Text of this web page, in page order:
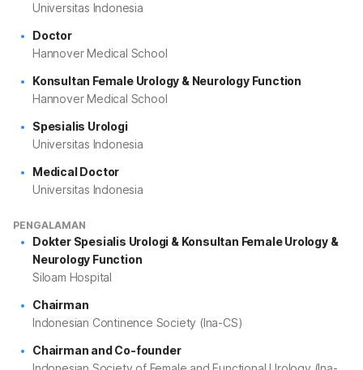
Universitas Indonesia
Doctor
Hannover Medical School
Konsultan Female Urology & Neurology Function
Hannover Medical School
Spesialis Urologi
Universitas Indonesia
Medical Doctor
Universitas Indonesia
PENGALAMAN
Dokter Spesialis Urologi & Konsultan Female Urology &
Neurology Function
Siloam Hospital
Chairman
Indonesian Continence Society (Ina-CS)
Chairman and Co-founder